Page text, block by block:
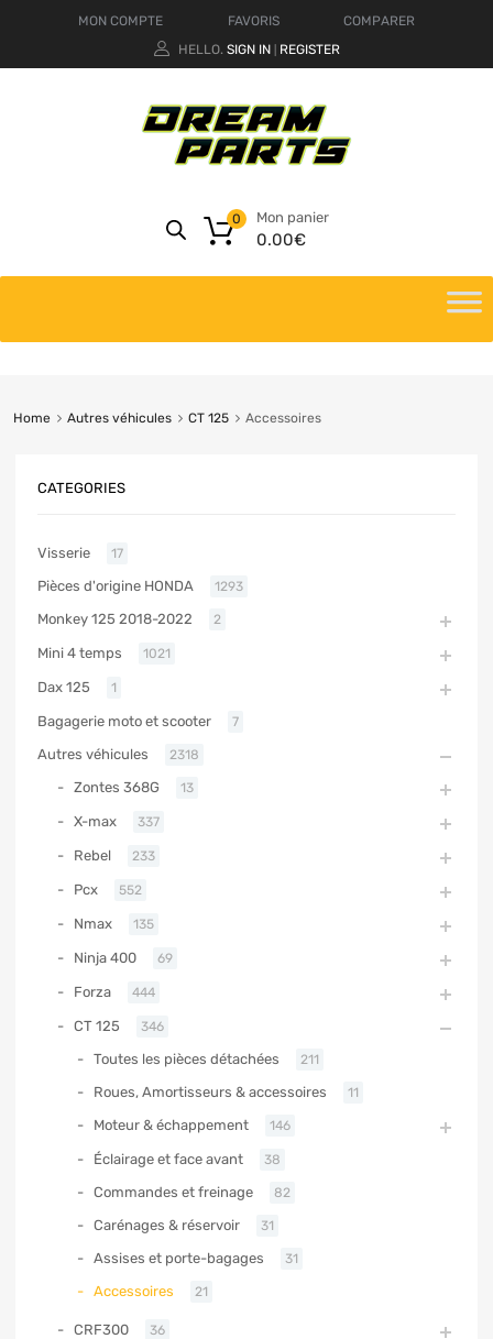
MON COMPTE FAVORIS
COMPARER
HELLO. SIGN IN REGISTER
Mon panier
0.00€
0
Home Autres véhicules CT 125 Accessoires
CATEGORIES
Visserie 17
Pièces d'origine HONDA 1293
Monkey 125 2018-2022 2
Mini 4 temps 1021
Dax 125 1
Bagagerie moto et scooter 7
Autres véhicules 2318
Zontes 368G 13
X-max 337
Rebel 233
Pcx 552
Nmax 135
Ninja 400 69
Forza 444
CT 125 346
Toutes les pièces détachées 211
Roues, Amortisseurs & accessoires 11
Moteur & échappement 146
Éclairage et face avant 38
Commandes et freinage 82
Carénages & réservoir 31
Assises et porte-bagages 31
Accessoires 21
CRF300 36